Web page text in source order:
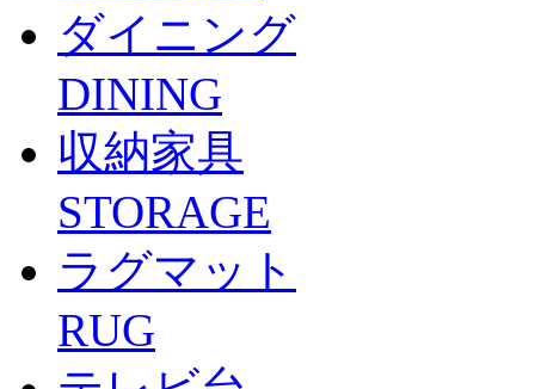
ダイニング
DINING
収納家具
STORAGE
ラグマット
RUG